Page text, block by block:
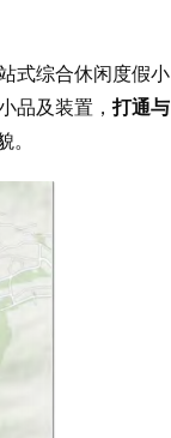
式综合休闲度假小
品及装置，打通与